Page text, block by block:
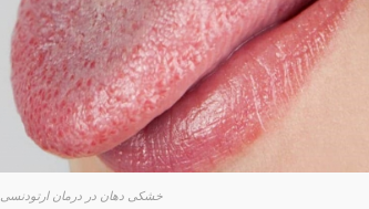
خشکی دهان در درمان ارتودنسی